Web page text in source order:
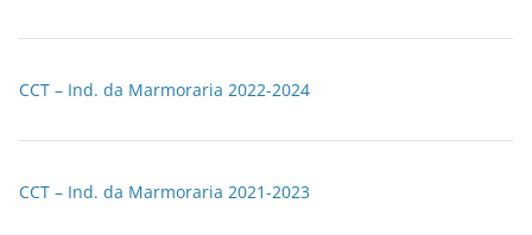
CCT – Ind. da Marmoraria 2022-2024
CCT – Ind. da Marmoraria 2021-2023